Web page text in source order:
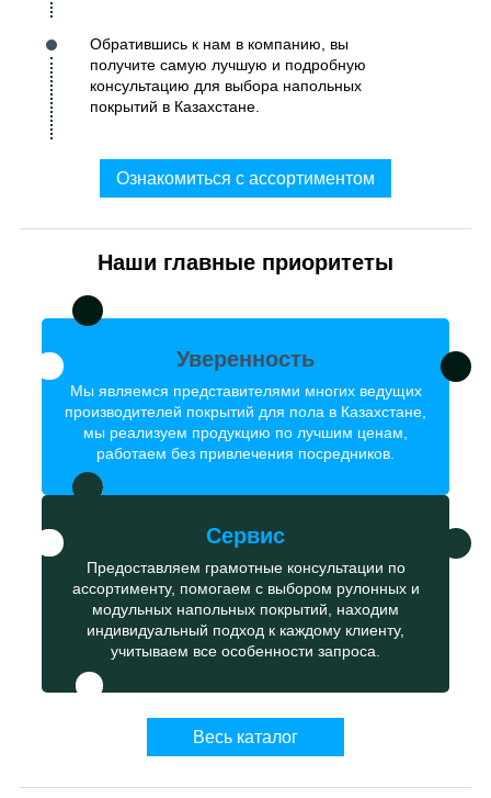
Обратившись к нам в компанию, вы
получите самую лучшую и подробную
консультацию для выбора напольных
покрытий в Казахстане.
Ознакомиться с ассортиментом
Наши главные приоритеты
Уверенность
Мы являемся представителями многих ведущих
производителей покрытий для пола в Казахстане,
мы реализуем продукцию по лучшим ценам,
работаем без привлечения посредников.
Сервис
Предоставляем грамотные консультации по
ассортименту, помогаем с выбором рулонных и
модульных напольных покрытий, находим
индивидуальный подход к каждому клиенту,
учитываем все особенности запроса.
Весь каталог